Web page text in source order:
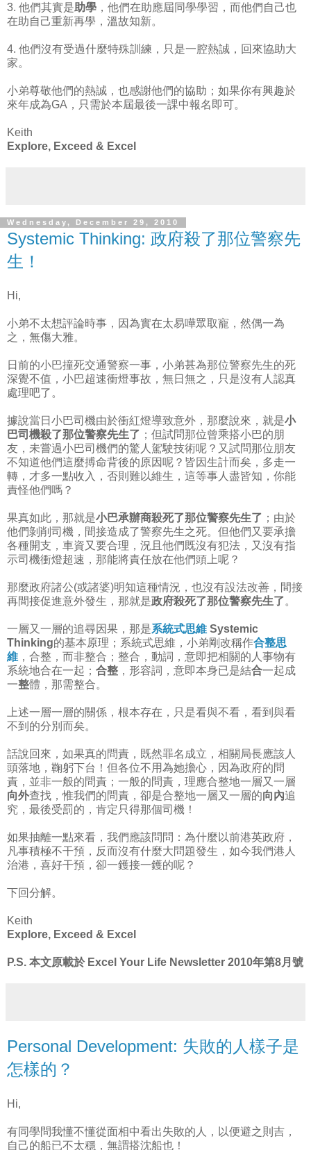
3. 他們其實是助學 ，他們在助應屆同學學習，而他們自己也
在助自己重新再學，溫故知新。
4. 他們沒有受過什麼特殊訓練，只是一腔熱誠，回來協助大
家。
小弟尊敬他們的熱誠，也感謝他們的協助；如果你有興趣於
來年成為GA，只需於本屆最後一課中報名即可。
Keith
Explore, Exceed & Excel
Wednesday, December 29, 2010
Systemic Thinking: 政府殺了那位警察先
生！
Hi,
小弟不太想評論時事，因為實在太易嘩眾取寵，然偶一為
之，無傷大雅。
日前的小巴撞死交通警察一事，小弟甚為那位警察先生的死
深覺不值，小巴超速衝燈事故，無日無之，只是沒有人認真
處理吧了。
據說當日小巴司機由於衝紅燈導致意外，那麼說來，就是小
巴司機殺了那位警察先生了 ；但試問那位曾乘搭小巴的朋
友，未嘗過小巴司機們的驚人駕駛技術呢？又試問那位朋友
不知道他們這麼搏命背後的原因呢？皆因生計而矣，多走一
轉，才多一點收入，否則難以維生，這等事人盡皆知，你能
責怪他們嗎？
果真如此，那就是小巴承辦商殺死了那位警察先生了 ；由於
他們剝削司機，間接造成了警察先生之死。但他們又要承擔
各種開支，車資又要合理，況且他們既沒有犯法，又沒有指
示司機衝燈超速，那能將責任放在他們頭上呢？
那麼政府諸公(或諸婆)明知這種情況，也沒有設法改善，間接
再間接促進意外發生，那就是政府殺死了那位警察先生了 。
一層又一層的追尋因果，那是系統式思維 Systemic
Thinking的基本原理；系統式思維，小弟剛改稱作合整思
維 ，合整，而非整合；整合，動詞，意即把相關的人事物有
系統地合在一起； 合整 ，形容詞，意即本身已是結合一起成
一整體，那需整合。
上述一層一層的關係，根本存在，只是看與不看，看到與看
不到的分別而矣。
話說回來，如果真的問責，既然罪名成立，相關局長應該人
頭落地，鞠躬下台！但各位不用為她擔心，因為政府的問
責，並非一般的問責；一般的問責，理應合整地一層又一層
向外查找，惟我們的問責，卻是合整地一層又一層的向內追
究，最後受罰的，肯定只得那個司機！
如果抽離一點來看，我們應該問問：為什麼以前港英政府，
凡事積極不干預，反而沒有什麼大問題發生，如今我們港人
治港，喜好干預，卻一鑊接一鑊的呢？
下回分解。
Keith
Explore, Exceed & Excel
P.S. 本文原載於 Excel Your Life Newsletter 2010年第8月號
Personal Development: 失敗的人樣子是
怎樣的？
Hi,
有同學問我懂不懂從面相中看出失敗的人，以便避之則吉，
自己的船已不太穩，無謂搭沈船也！